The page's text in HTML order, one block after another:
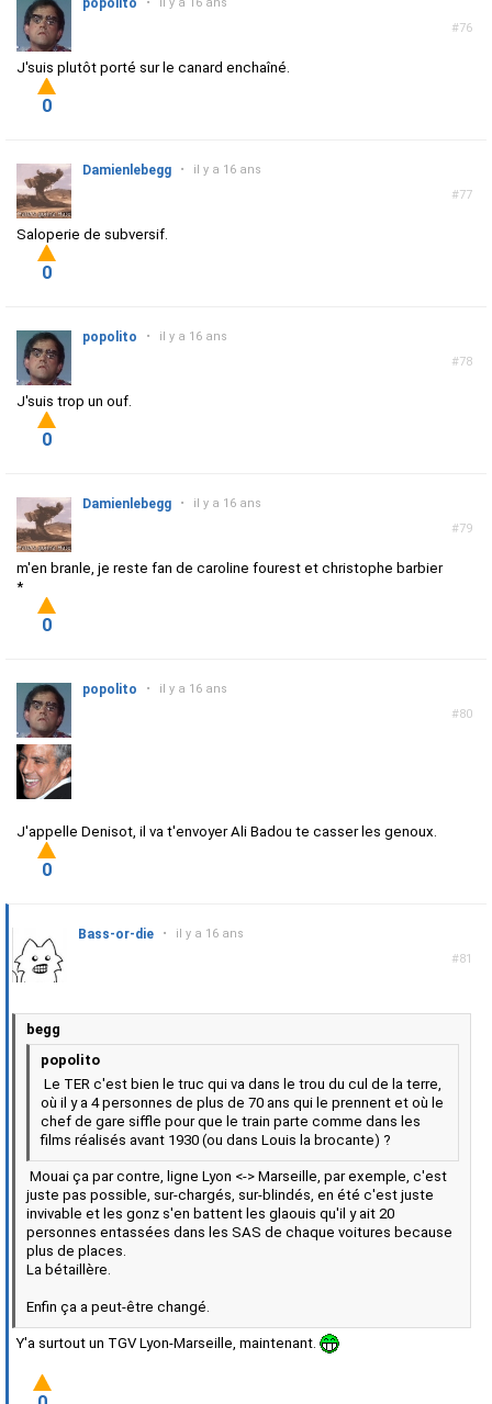
#76
popolito
J'suis plutôt porté sur le canard enchaîné.
0
#77
Damienlebegg • il y a 16 ans
Saloperie de subversif.
0
#78
popolito • il y a 16 ans
J'suis trop un ouf.
0
#79
Damienlebegg • il y a 16 ans
m'en branle, je reste fan de caroline fourest et christophe barbier
*
0
#80
popolito • il y a 16 ans
J'appelle Denisot, il va t'envoyer Ali Badou te casser les genoux.
0
#81
Bass-or-die • il y a 16 ans
begg
popolito
Le TER c'est bien le truc qui va dans le trou du cul de la terre,
où il y a 4 personnes de plus de 70 ans qui le prennent et où le
chef de gare siffle pour que le train parte comme dans les
films réalisés avant 1930 (ou dans Louis la brocante) ?
Mouai ça par contre, ligne Lyon <-> Marseille, par exemple, c'est
juste pas possible, sur-chargés, sur-blindés, en été c'est juste
invivable et les gonz s'en battent les glaouis qu'il y ait 20
personnes entassées dans les SAS de chaque voitures because
plus de places.
La bétaillère.
Enfin ça a peut-être changé.
Y'a surtout un TGV Lyon-Marseille, maintenant.